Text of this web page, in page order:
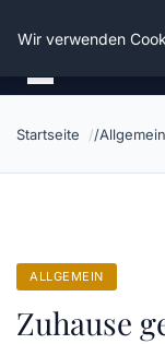
Die Schnitter
Startseite Allgemein
ALLGEMEIN
Zuhause
Wir verwenden